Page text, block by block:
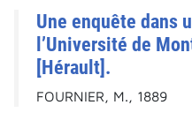
Une enquête dans
l’Université de
[Hérault].
FOURNIER, M., 1889